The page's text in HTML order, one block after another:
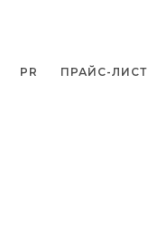
PR ПРАЙС-ЛИСТ